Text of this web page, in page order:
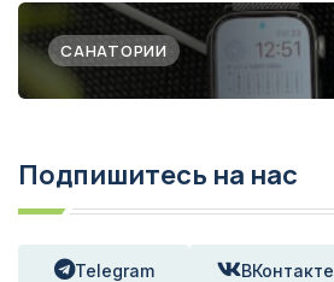
САНАТОРИИ
Подпишитесь на нас
Telegram ВКонтакте